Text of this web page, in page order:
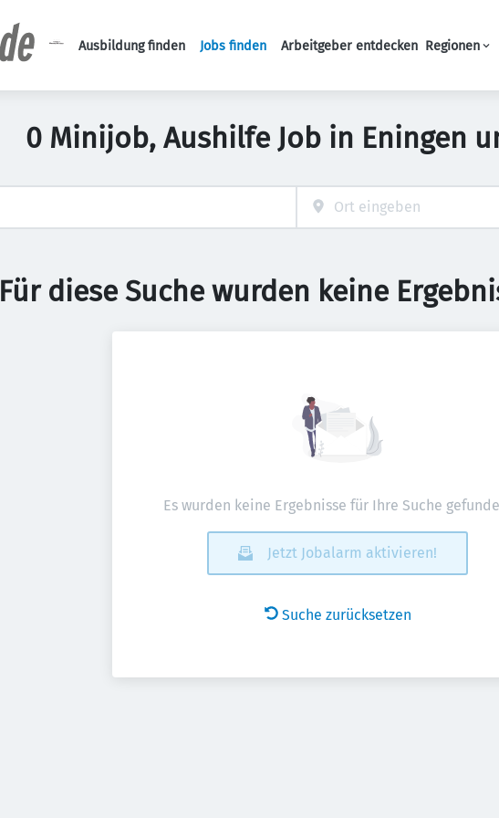
Haupt-Navigation
Ausbildung finden Jobs finden Arbeitgeber entdecken Regionen
0 Minijob, Aushilfe Job in Eningen
Für diese Suche wurden keine
Es wurden keine Ergebnisse für Ihre Suche
Jetzt Jobalarm aktivieren!
Suche zurücksetzen